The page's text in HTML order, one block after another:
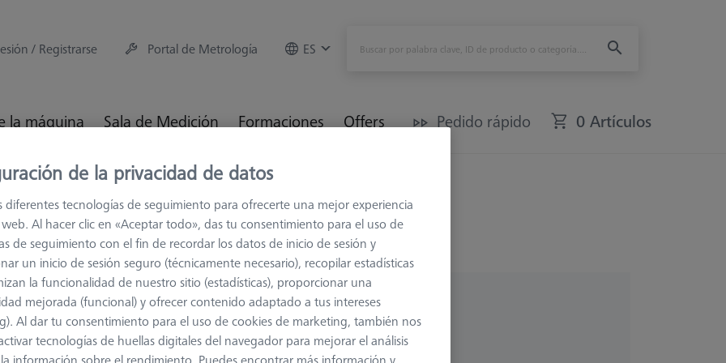
/ Registrarse Portal de Metrología ES
la máquina Sala de Medición Formaciones Offers Pedido rápido 0 Artículos
M3 Extensiones de acero (inoxidable)
de la privacidad de datos
diferentes tecnologías de seguimiento para ofrecerte una mejor experiencia
Al hacer clic en «Aceptar todo», das tu consentimiento para el uso de
de seguimiento con el fin de recordar los datos de inicio de sesión y
un inicio de sesión seguro (técnicamente necesario), recopilar estadísticas
la funcionalidad de nuestro sitio (estadísticas), proporcionar una
mejorada (funcional) y ofrecer contenido adaptado a tus intereses
Al dar tu consentimiento para el uso de cookies de marketing, también nos
tecnologías de huellas digitales del navegador para mejorar el análisis
información sobre el rendimiento. Puedes encontrar más información y